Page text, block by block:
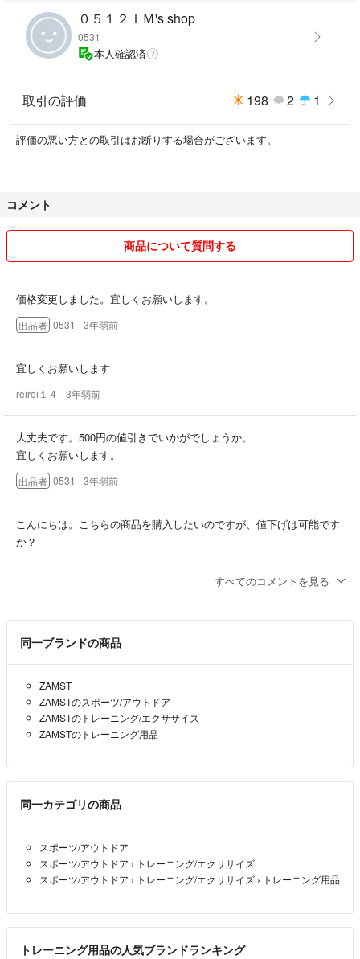
０５１２ＩＭ's shop
0531
本人確認済
取引の評価 198 2 1
評価の悪い方との取引はお断りする場合がございます。
コメント
商品について質問する
価格変更しました。宜しくお願いします。
出品者 0531 - 3年弱前
宜しくお願いします
reirei１４ - 3年弱前
大丈夫です。500円の値引きでいかがでしょうか。
宜しくお願いします。
出品者 0531 - 3年弱前
こんにちは。こちらの商品を購入したいのですが、値下げは可能です
か？
すべてのコメントを見る
同一ブランドの商品
ZAMST
ZAMSTのスポーツ/アウトドア
ZAMSTのトレーニング/エクササイズ
ZAMSTのトレーニング用品
同一カテゴリの商品
スポーツ/アウトドア
スポーツ/アウトドア › トレーニング/エクササイズ
スポーツ/アウトドア › トレーニング/エクササイズ › トレーニング用品
トレーニング用品の人気ブランドランキング